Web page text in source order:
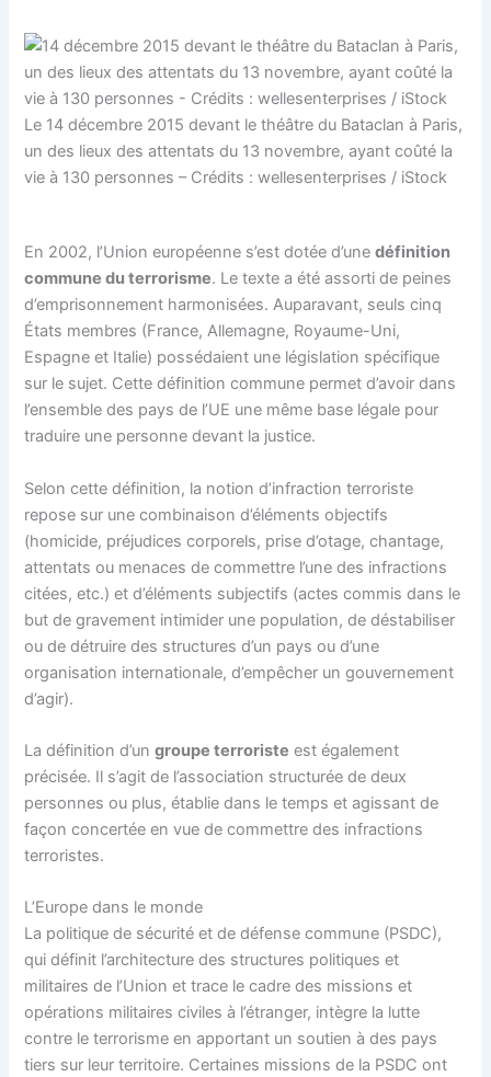
Le 14 décembre 2015 devant le théâtre du Bataclan à Paris,
un des lieux des attentats du 13 novembre, ayant coûté la
vie à 130 personnes – Crédits : wellesenterprises / iStock
En 2002, l’Union européenne s’est dotée d’unedéfinition
commune du terrorisme. Le texte a été assorti de peines
d’emprisonnement harmonisées. Auparavant, seuls cinq
États membres (France, Allemagne, Royaume-Uni,
Espagne et Italie) possédaient une législation spécifique
sur le sujet. Cette définition commune permet d’avoir dans
l’ensemble des pays de l’UE une même base légale pour
traduire une personne devant la justice.
Selon cette définition, la notion d’infraction terroriste
repose sur une combinaison d’éléments objectifs
(homicide, préjudices corporels, prise d’otage, chantage,
attentats ou menaces de commettre l’une des infractions
citées, etc.) et d’éléments subjectifs (actes commis dans le
but de gravement intimider une population, de déstabiliser
ou de détruire des structures d’un pays ou d’une
organisation internationale, d’empêcher un gouvernement
d’agir).
La définition d’ungroupe terroriste est également
précisée. Il s’agit de l’association structurée de deux
personnes ou plus, établie dans le temps et agissant de
façon concertée en vue de commettre des infractions
terroristes.
L’Europe dans le monde
La politique de sécurité et de défense commune (PSDC),
qui définit l’architecture des structures politiques et
militaires de l’Union et trace le cadre des missions et
opérations militaires civiles à l’étranger, intègre la lutte
contre le terrorisme en apportant un soutien à des pays
tiers sur leur territoire. Certaines missions de la PSDC ont